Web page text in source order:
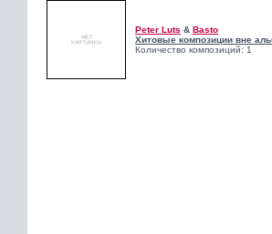
Peter Luts & Basto
Хитовые композиции вне
Количество композиций: 1